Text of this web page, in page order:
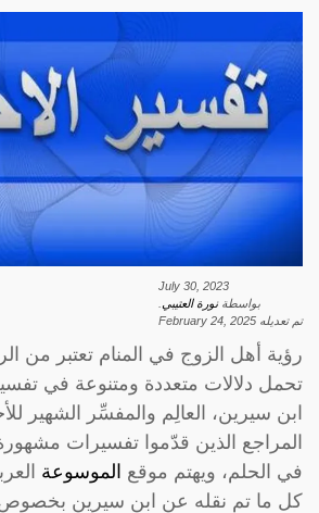
July 30, 2023
بواسطةنورة العتيبي
تم تعديله February 24, 2025
رؤية أهل الزوج في المنام تعتبر من
تحمل دلالات متعددة ومتنوعة في
ابن سيرين، العالِم والمفسِّر الشهير
المراجع الذين قدّموا تفسيرات
في الحلم، ويهتم موقع الموسوعة
كل ما تم نقله عن ابن سيرين بخصوص